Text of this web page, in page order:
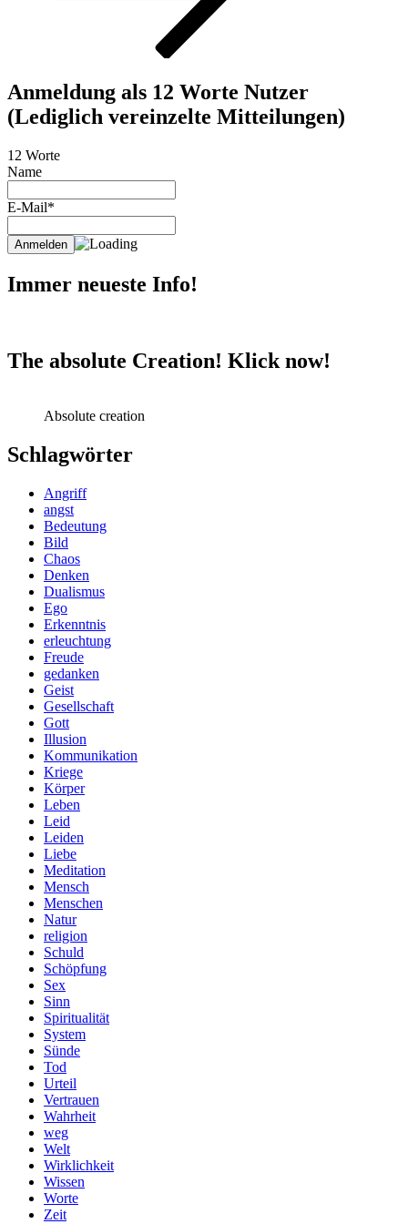
Anmeldung als 12 Worte Nutzer
(Lediglich vereinzelte Mitteilungen)
12 Worte
Name
E-Mail*
Immer neueste Info!
The absolute Creation! Klick now!
Absolute creation
Schlagwörter
Angriff
angst
Bedeutung
Bild
Chaos
Denken
Dualismus
Ego
Erkenntnis
erleuchtung
Freude
gedanken
Geist
Gesellschaft
Gott
Illusion
Kommunikation
Kriege
Körper
Leben
Leid
Leiden
Liebe
Meditation
Mensch
Menschen
Natur
religion
Schuld
Schöpfung
Sex
Sinn
Spiritualität
System
Sünde
Tod
Urteil
Vertrauen
Wahrheit
weg
Welt
Wirklichkeit
Wissen
Worte
Zeit